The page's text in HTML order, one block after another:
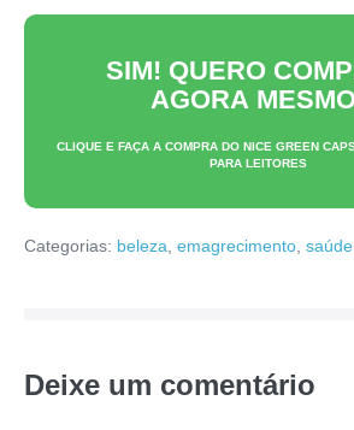
SIM! QUERO
AGORA
CLIQUE E FAÇA A COMPRA DO NICE GREEN
PARA LEITORES
Categorias: beleza, emagrecimento, saúde
Deixe um comentário